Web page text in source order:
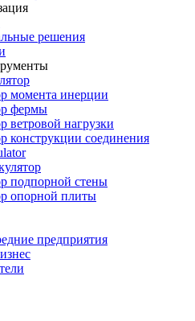
решения
момента инерции
фермы
ветровой нагрузки
конструкции соединения
подпорной стены
опорной плиты
предприятия